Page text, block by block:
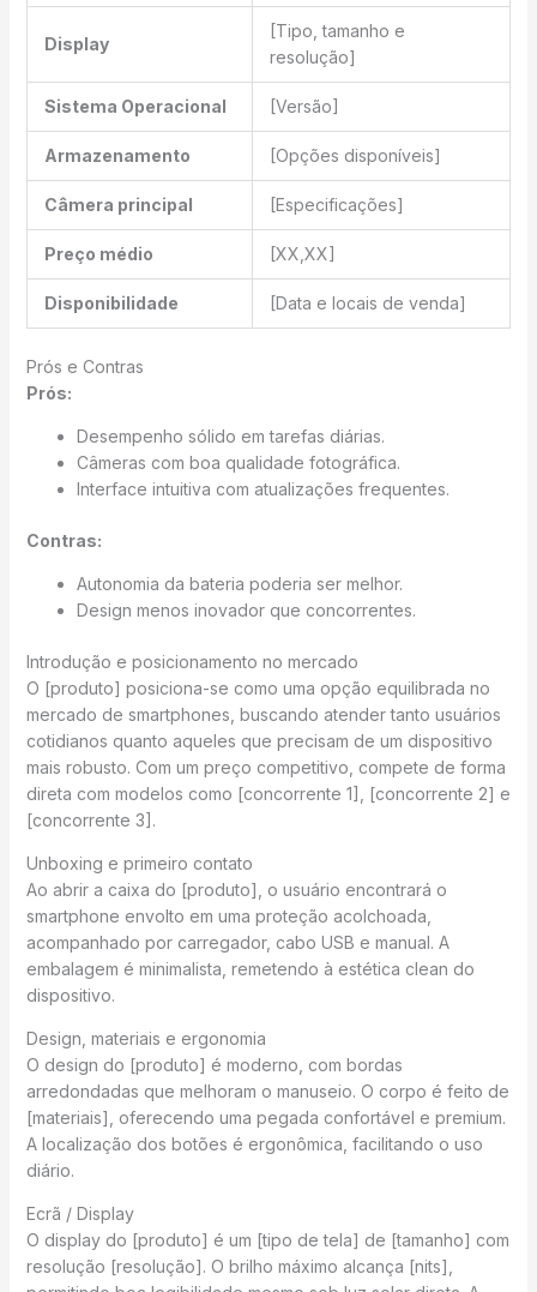
Display
[Tipo, tamanho e
resolução]
Sistema Operacional [Versão]
Armazenamento [Opções disponíveis]
Câmera principal [Especificações]
Preço médio [XX,XX]
Disponibilidade [Data e locais de venda]
Prós e Contras
Prós:
Desempenho sólido em tarefas diárias.
Câmeras com boa qualidade fotográfica.
Interface intuitiva com atualizações frequentes.
Contras:
Autonomia da bateria poderia ser melhor.
Design menos inovador que concorrentes.
Introdução e posicionamento no mercado
O [produto] posiciona-se como uma opção equilibrada no
mercado de smartphones, buscando atender tanto usuários
cotidianos quanto aqueles que precisam de um dispositivo
mais robusto. Com um preço competitivo, compete de forma
direta com modelos como [concorrente 1], [concorrente 2] e
[concorrente 3].
Unboxing e primeiro contato
Ao abrir a caixa do [produto], o usuário encontrará o
smartphone envolto em uma proteção acolchoada,
acompanhado por carregador, cabo USB e manual. A
embalagem é minimalista, remetendo à estética clean do
dispositivo.
Design, materiais e ergonomia
O design do [produto] é moderno, com bordas
arredondadas que melhoram o manuseio. O corpo é feito de
[materiais], oferecendo uma pegada confortável e premium.
A localização dos botões é ergonômica, facilitando o uso
diário.
Ecrã / Display
O display do [produto] é um [tipo de tela] de [tamanho] com
resolução [resolução]. O brilho máximo alcança [nits],